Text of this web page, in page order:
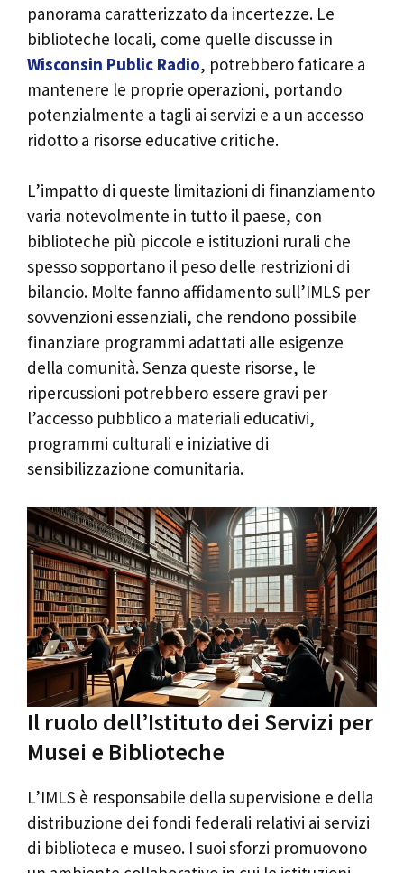
panorama caratterizzato da incertezze. Le
biblioteche locali, come quelle discusse in
Wisconsin Public Radio, potrebbero faticare a
mantenere le proprie operazioni, portando
potenzialmente a tagli ai servizi e a un accesso
ridotto a risorse educative critiche.
L’impatto di queste limitazioni di finanziamento
varia notevolmente in tutto il paese, con
biblioteche più piccole e istituzioni rurali che
spesso sopportano il peso delle restrizioni di
bilancio. Molte fanno affidamento sull’IMLS per
sovvenzioni essenziali, che rendono possibile
finanziare programmi adattati alle esigenze
della comunità. Senza queste risorse, le
ripercussioni potrebbero essere gravi per
l’accesso pubblico a materiali educativi,
programmi culturali e iniziative di
sensibilizzazione comunitaria.
Il ruolo dell’Istituto dei Servizi per
Musei e Biblioteche
L’IMLS è responsabile della supervisione e della
distribuzione dei fondi federali relativi ai servizi
di biblioteca e museo. I suoi sforzi promuovono